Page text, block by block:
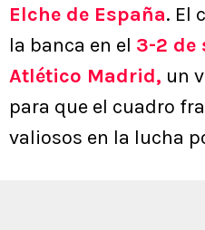
Elche de España. El
la banca en el 3-2 de
Atlético Madrid, un
para que el cuadro
valiosos en la lucha